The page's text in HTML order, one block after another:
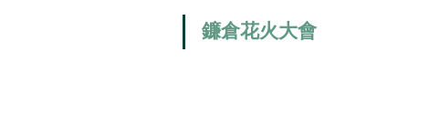
鐮倉花火大會